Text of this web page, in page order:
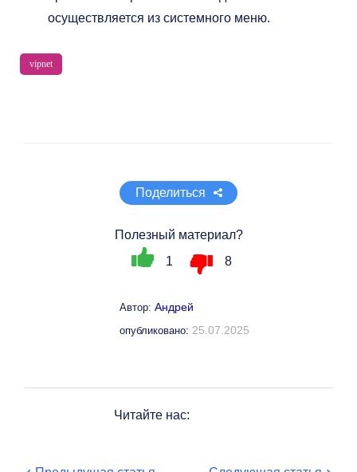
осуществляется из системного меню.
vipnet
Поделиться
Полезный материал?
1
8
Автор: Андрей
опубликовано: 25.07.2025
Читайте нас: